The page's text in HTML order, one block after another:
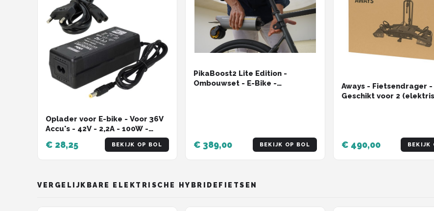
Oplader voor E-bike - Voor 36V
Accu's - 42V - 2,2A - 100W -
5,5x2,1mm - Zwart
€ 28,25 BEKIJK OP BOL
PikaBoost2 Lite Edition -
Ombouwset - E-Bike -
€ 389,00 BEKIJK OP BOL
Aways - Fietsendrager -
Geschikt voor 2
€ 490,00 BEKIJK
VERGELIJKBARE ELEKTRISCHE HYBRIDEFIETSEN